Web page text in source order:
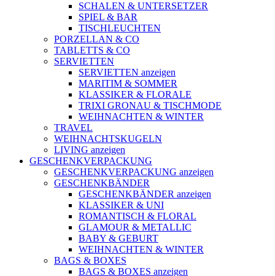
SCHALEN & UNTERSETZER
SPIEL & BAR
TISCHLEUCHTEN
PORZELLAN & CO
TABLETTS & CO
SERVIETTEN
SERVIETTEN anzeigen
MARITIM & SOMMER
KLASSIKER & FLORALE
TRIXI GRONAU & TISCHMODE
WEIHNACHTEN & WINTER
TRAVEL
WEIHNACHTSKUGELN
LIVING anzeigen
GESCHENKVERPACKUNG
GESCHENKVERPACKUNG anzeigen
GESCHENKBÄNDER
GESCHENKBÄNDER anzeigen
KLASSIKER & UNI
ROMANTISCH & FLORAL
GLAMOUR & METALLIC
BABY & GEBURT
WEIHNACHTEN & WINTER
BAGS & BOXES
BAGS & BOXES anzeigen